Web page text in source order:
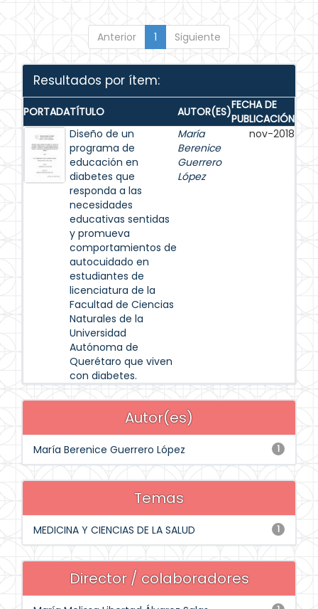
Anterior 1 Siguiente
Resultados por ítem:
PORTADATÍTULO AUTOR(ES)FECHA DE
PUBLICACIÓN
Diseño de un
programa de
educación en
diabetes que
responda a las
necesidades
educativas sentidas
y promueva
comportamientos de
autocuidado en
estudiantes de
licenciatura de la
Facultad de Ciencias
Naturales de la
Universidad
Autónoma de
Querétaro que viven
con diabetes.
María
Berenice
Guerrero
López
nov-2018
Autor(es)
1
María Berenice Guerrero López
Temas
1
MEDICINA Y CIENCIAS DE LA SALUD
Director / colaboradores